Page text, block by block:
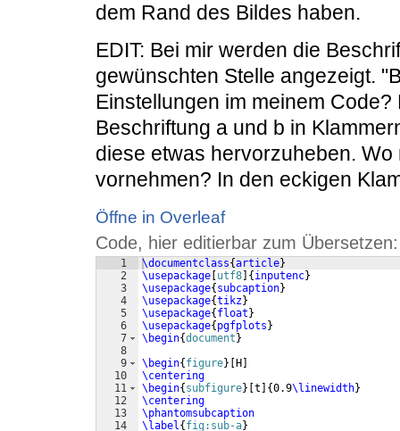
dem Rand des Bildes haben.
EDIT: Bei mir werden die
gewünschten Stelle angezeigt.
Einstellungen im meinem
Beschriftung a und b in
diese etwas hervorzuheben.
vornehmen? In den eckigen
Öffne in Overleaf
Code, hier editierbar zum Übersetzen:
1
2
3
4
5
6
7
8
9
10
11
12
13
14
\documentclass{article}
\usepackage utf8 { inputenc}
\usepackage{ subcaption}
\usepackage{tikz}
\usepackage{ float }
\usepackage{ pgfplots }
\begin{document }
\begin{ figure} H
\centering
\begin{ subfigure} t {0.9\linewidth}
\centering
\phantomsubcaption
\label{ fig:sub-a}